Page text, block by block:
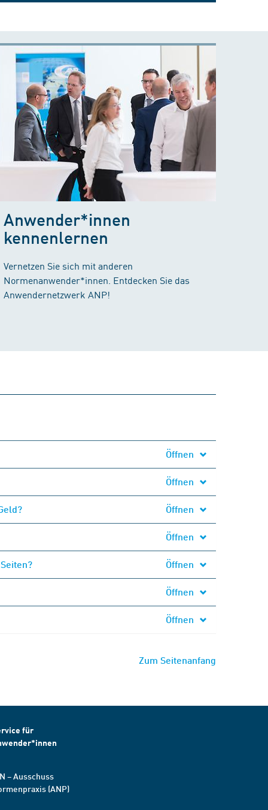
Anwender*innen
kennenlernen
Vernetzen Sie sich mit anderen
Normenanwender*innen. Entdecken Sie das
Anwendernetzwerk ANP!
Öffnen
Öffnen
Öffnen
Öffnen
Öffnen
Öffnen
Öffnen
Zum Seitenanfang
für
– Ausschuss
(ANP)